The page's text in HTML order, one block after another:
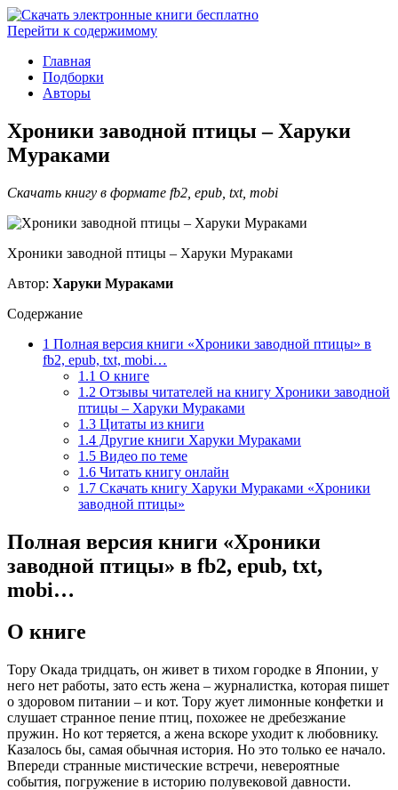
Перейти к содержимому
Главная
Подборки
Авторы
Хроники заводной птицы – Харуки
Мураками
Скачать книгу в формате fb2, epub, txt, mobi
Хроники заводной птицы – Харуки Мураками
Автор: Харуки Мураками
Содержание
1 Полная версия книги «Хроники заводной птицы» в
fb2, epub, txt, mobi…
1.1 О книге
1.2 Отзывы читателей на книгу Хроники заводной
птицы – Харуки Мураками
1.3 Цитаты из книги
1.4 Другие книги Харуки Мураками
1.5 Видео по теме
1.6 Читать книгу онлайн
1.7 Скачать книгу Харуки Мураками «Хроники
заводной птицы»
Полная версия книги «Хроники
заводной птицы» в fb2, epub, txt,
mobi…
О книге
Тору Окада тридцать, он живет в тихом городке в Японии, у
него нет работы, зато есть жена – журналистка, которая пишет
о здоровом питании – и кот. Тору жует лимонные конфетки и
слушает странное пение птиц, похожее не дребезжание
пружин. Но кот теряется, а жена вскоре уходит к любовнику.
Казалось бы, самая обычная история. Но это только ее начало.
Впереди странные мистические встречи, невероятные
события, погружение в историю полувековой давности.